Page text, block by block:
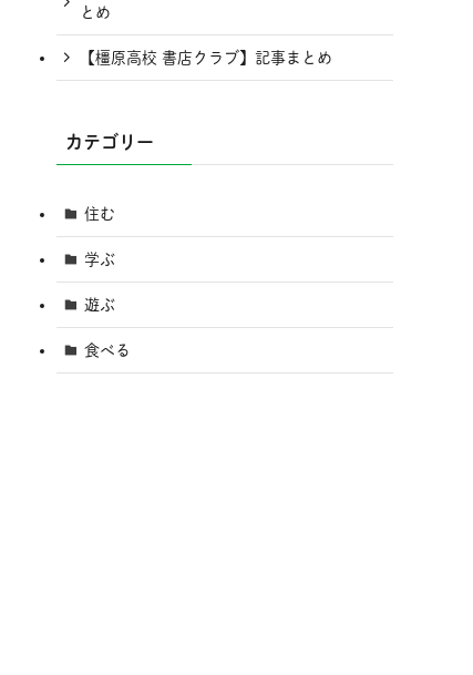
とめ
【橿原高校 書店クラブ】記事まとめ
カテゴリー
住む
学ぶ
遊ぶ
食べる